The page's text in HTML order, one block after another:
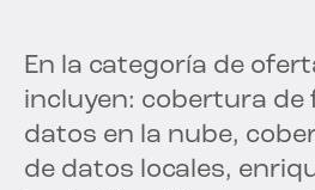
En la categoría de
incluyen: cobertura de
datos en la nube,
de datos locales,